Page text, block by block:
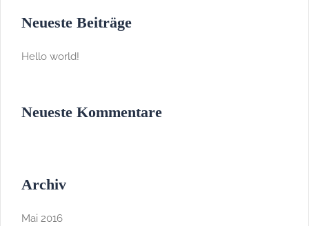
Neueste Beiträge
Hello world!
Neueste Kommentare
Archiv
Mai 2016